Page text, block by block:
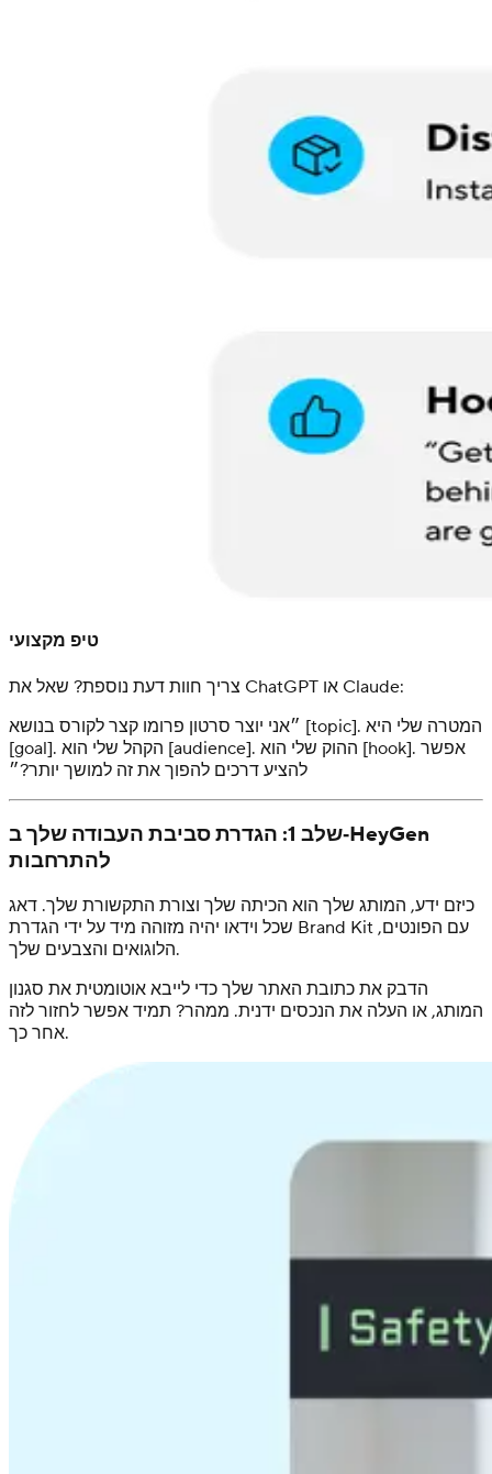
טיפ מקצועי
צריך חוות דעת נוספת? שאל את ChatGPT או Claude:
״אני יוצר סרטון פרומו קצר לקורס בנושא [topic]. המטרה שלי היא
[goal]. הקהל שלי הוא [audience]. ההוק שלי הוא [hook]. אפשר
להציע דרכים להפוך את זה למושך יותר?״
שלב 1: הגדרת סביבת העבודה שלך ב‑HeyGen
להתרחבות
כיזם ידע, המותג שלך הוא הכיתה שלך וצורת התקשורת שלך. דאג
שכל וידאו יהיה מזוהה מיד על ידי הגדרת Brand Kit עם הפונטים,
הלוגואים והצבעים שלך.
הדבק את כתובת האתר שלך כדי לייבא אוטומטית את סגנון
המותג, או העלה את הנכסים ידנית. ממהר? תמיד אפשר לחזור לזה
אחר כך.